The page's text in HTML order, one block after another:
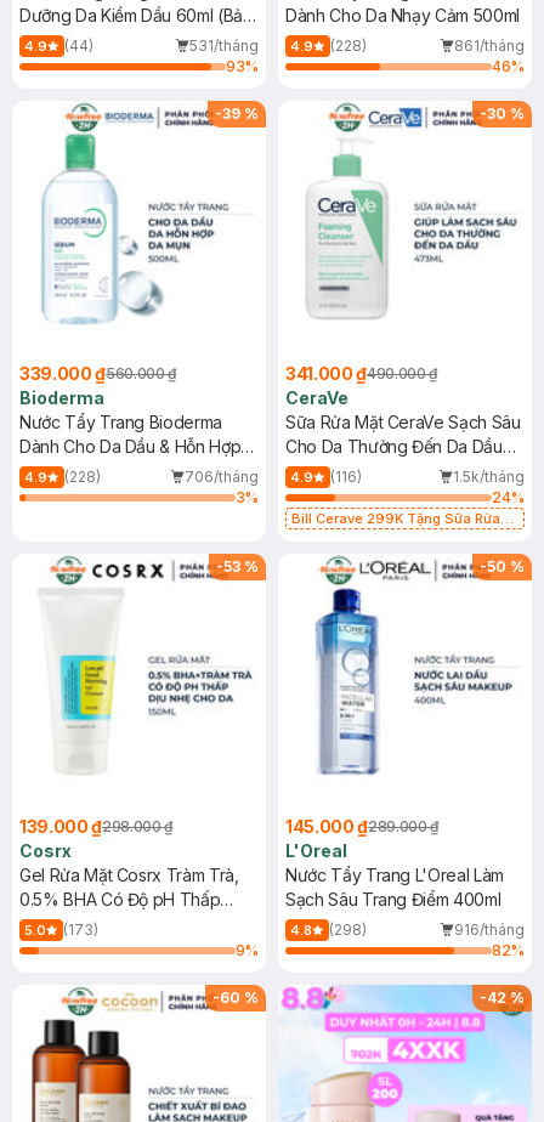
Dưỡng Da Kiềm Dầu 60ml (Bản
Mới)
4.9 (44)
531/tháng
93%
Dành Cho Da Nhạy Cảm 500ml
4.9 (228)
861/tháng
46%
-39 %
339.000 ₫560.000 ₫
Bioderma
Nước Tẩy Trang Bioderma
Dành Cho Da Dầu & Hỗn Hợp
500ml
4.9 (228)
706/tháng
3%
-30 %
341.000 ₫490.000 ₫
CeraVe
Sữa Rửa Mặt CeraVe Sạch Sâu
Cho Da Thường Đến Da Dầu
473ml
4.9 (116)
1.5k/tháng
24%
Bill Cerave 299K Tặng Sữa Rửa
-53 %
139.000 ₫298.000 ₫
Cosrx
Gel Rửa Mặt Cosrx Tràm Trà,
0.5% BHA Có Độ pH Thấp
150ml
5.0
(173)
9%
-50 %
145.000 ₫289.000 ₫
L'Oreal
Nước Tẩy Trang L'Oreal Làm
Sạch Sâu Trang Điểm 400ml
4.8 (298)
916/tháng
82%
-60 % -42%